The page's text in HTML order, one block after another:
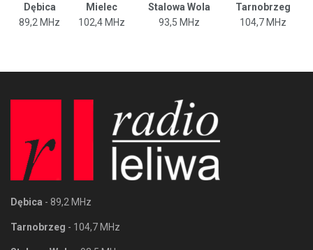
Dębica Mielec Stalowa Wola
Tarnobrzeg
89,2 MHz
102,4 MHz 93,5 MHz 104,7 MHz
Dębica - 89,2 MHz
Tarnobrzeg - 104,7 MHz